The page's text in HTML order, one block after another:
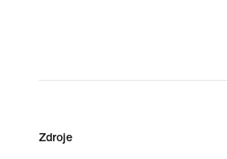
Zdroje